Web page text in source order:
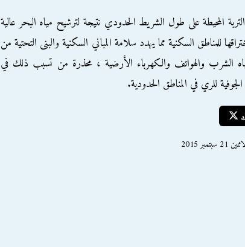
المحيطة على طول الشريط الحدودي نتيجة لترشيح مياه البحر عالية
للمناطق السكنية مما يهدد سلامة المباني السكنية والبنى التحتية من
والهواتف والكهرباء الأرضية ، محذرة من تسبب ذلك في
للري في المناطق الحدودية.
2015